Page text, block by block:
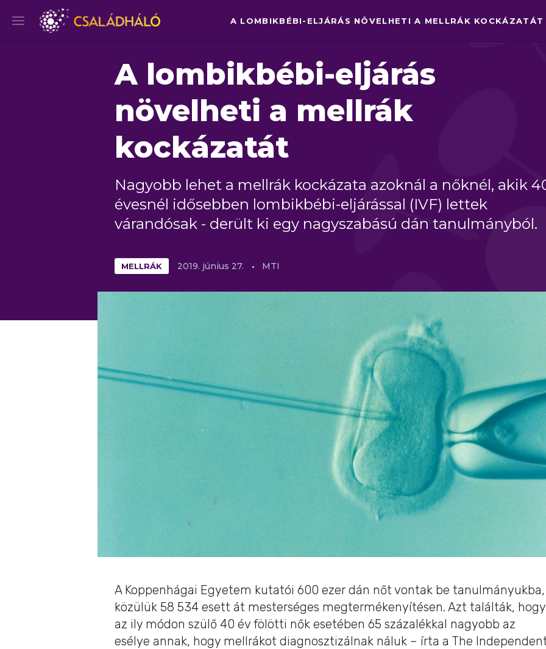
A LOMBIKBÉBI-ELJÁRÁS NÖVELHETI A MELLRÁK KOCKÁZATÁT
A lombikbébi-eljárás
növelheti a mellrák
kockázatát
Nagyobb lehet a mellrák kockázata azoknál a nőknél, akik
évesnél idősebben lombikbébi-eljárással (IVF) lettek
várandósak - derült ki egy nagyszabású dán tanulmányból.
MELLRÁK 2019. június 27. MTI
A Koppenhágai Egyetem kutatói 600 ezer dán nőt vontak be tanulmányukba,
közülük 58 534 esett át mesterséges megtermékenyítésen. Azt találták, hogy
az ily módon szülő 40 év fölötti nők esetében 65 százalékkal nagyobb az
esélye annak, hogy mellrákot diagnosztizálnak náluk – írta a The